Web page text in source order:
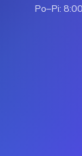
Po–Pi: